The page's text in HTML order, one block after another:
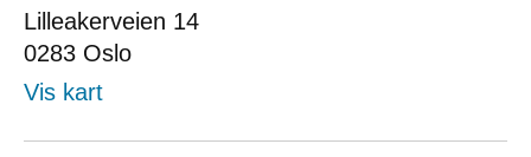
Lilleakerveien 14
0283 Oslo
Vis kart